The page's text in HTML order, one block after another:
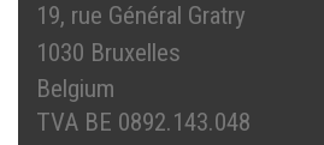
19, rue Général Gratry
1030 Bruxelles
Belgium
TVA BE 0892.143.048